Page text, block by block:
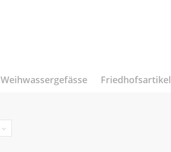
Weihwassergefässe Friedhofsartikel